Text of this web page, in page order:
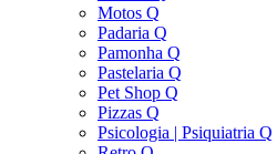
Motos Q
Padaria Q
Pamonha Q
Pastelaria Q
Pet Shop Q
Pizzas Q
Psicologia | Psiquiatria Q